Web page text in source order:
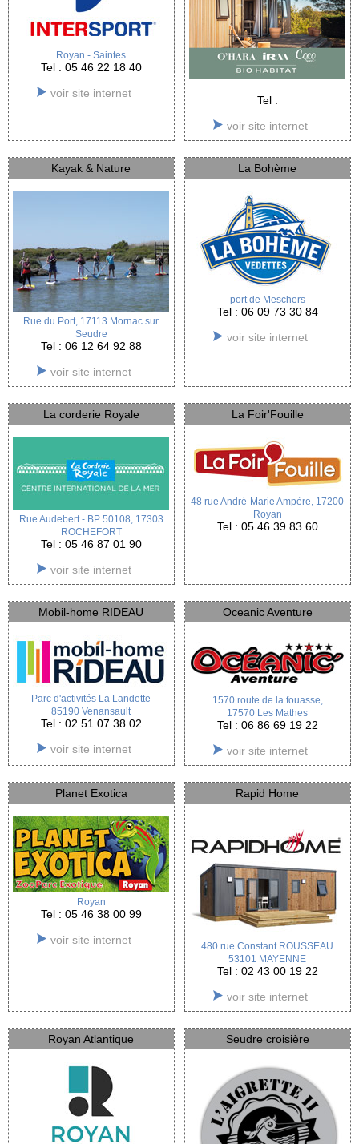
Royan - Saintes
Tel : 05 46 22 18 40
voir site internet
Tel :
voir site internet
Kayak & Nature
Rue du Port, 17113 Mornac sur
Seudre
Tel : 06 12 64 92 88
voir site internet
La Bohème
port de Meschers
Tel : 06 09 73 30 84
voir site internet
La corderie Royale
Rue Audebert - BP 50108, 17303
ROCHEFORT
Tel : 05 46 87 01 90
voir site internet
La Foir'Fouille
48 rue André-Marie Ampère, 17200
Royan
Tel : 05 46 39 83 60
Mobil-home RIDEAU
Parc d'activités La Landette
85190 Venansault
Tel : 02 51 07 38 02
voir site internet
Oceanic Aventure
1570 route de la fouasse,
17570 Les Mathes
Tel : 06 86 69 19 22
voir site internet
Planet Exotica
Royan
Tel : 05 46 38 00 99
voir site internet
Rapid Home
480 rue Constant ROUSSEAU
53101 MAYENNE
Tel : 02 43 00 19 22
voir site internet
Royan Atlantique Seudre croisière